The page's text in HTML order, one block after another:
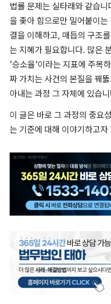
법률 문제는 실타래와 같습
을 좇아 힘으로만 밀어붙이
결을 이해하고, 매듭의 구조
는 지혜가 필요합니다. 많은
'승소율'이라는 지표에 주목
짜 가치는 사건의 본질을 꿰
아내는 과정 그 자체에 있습
이 글은 바로 그 과정의 중요
는 기준에 대해 이야기하고자